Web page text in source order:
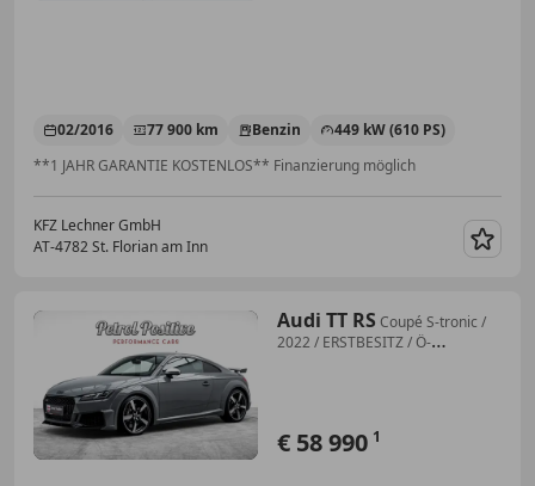
02/2016 77 900 km Benzin
449 kW (610 PS)
**1 JAHR GARANTIE KOSTENLOS** Finanzierung möglich
KFZ Lechner GmbH
AT-4782 St. Florian am Inn
Audi TT RS Coupé S-tronic /
2022 / ERSTBESITZ / Ö-
€ 58 990 1